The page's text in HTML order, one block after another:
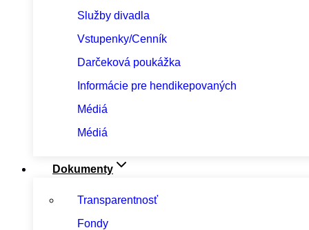
Služby divadla
Vstupenky/Cenník
Darčeková poukážka
Informácie pre hendikepovaných
Médiá
Médiá
Dokumenty
Transparentnosť
Fondy